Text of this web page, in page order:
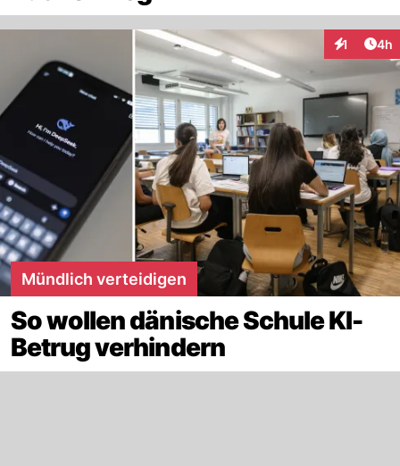
1 4h
Mündlich verteidigen
So wollen dänische Schule KI-
Betrug verhindern